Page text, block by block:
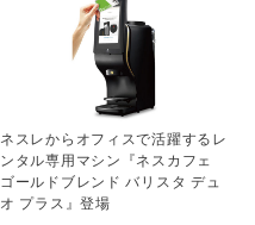
ネスレからオフィスで活躍するレ
ンタル専用マシン『ネスカフェ
ゴールドブレンド バリスタ デュ
オ プラス』登場